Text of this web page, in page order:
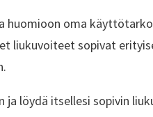
huomioon oma
liukuvoiteet sopivat
löydä itsellesi sopivin